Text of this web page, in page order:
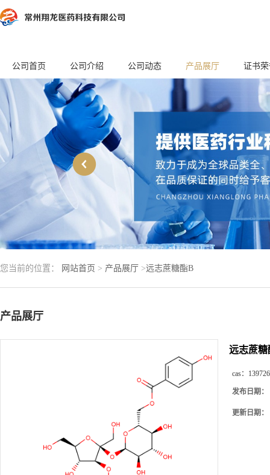
公司首页 公司介绍 公司动态 产品展厅 证书
您当前的位置： 网站首页 > 产品展厅 >远志蔗糖酯B
产品展厅
远志蔗糖
cas：
发布日期：
更新日期：